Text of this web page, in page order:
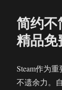
简约
精品
Steam作为
不遗余力。